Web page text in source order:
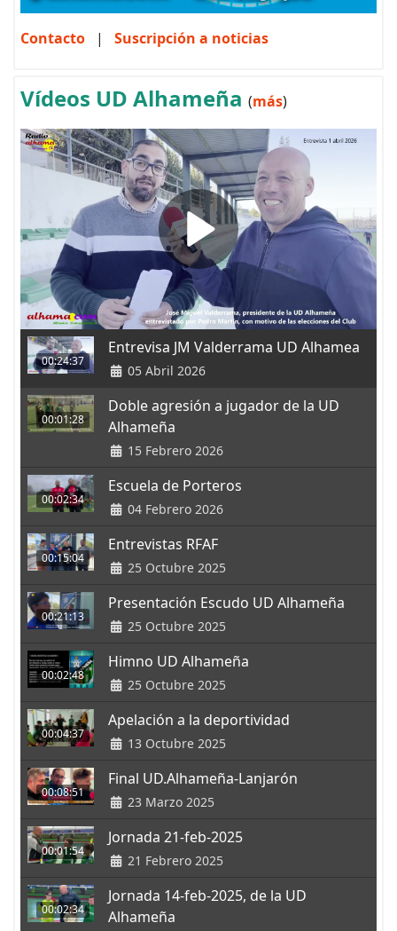
Contacto | Suscripción a noticias
Vídeos UD Alhameña (más)
00:24:37
Entrevisa JM Valderrama UD Alhamea
05 Abril 2026
00:01:28
Doble agresión a jugador de la UD
Alhameña
15 Febrero 2026
00:02:34
Escuela de Porteros
04 Febrero 2026
00:15:04
Entrevistas RFAF
25 Octubre 2025
00:21:13
Presentación Escudo UD Alhameña
25 Octubre 2025
00:02:48
Himno UD Alhameña
25 Octubre 2025
00:04:37
Apelación a la deportividad
13 Octubre 2025
00:08:51
Final UD.Alhameña-Lanjarón
23 Marzo 2025
00:01:54
Jornada 21-feb-2025
21 Febrero 2025
00:02:34
Jornada 14-feb-2025, de la UD
Alhameña